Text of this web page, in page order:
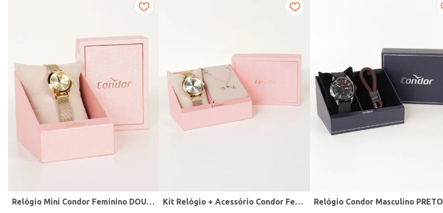
Modelo
Relógio Mini Condor Feminino DOURADO Kit Relógio + Acessório Condor Feminino DOURADO Relógio Condor Masculino PRETO